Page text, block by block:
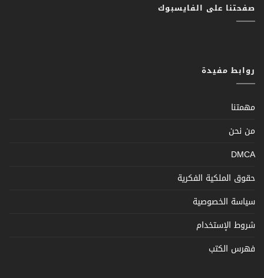
صفحتنا على الفايسبوك
روابط مفيدة
مهمتنا
من نحن
DMCA
حقوق الملكية الفكرية
سياسة الخصوصية
شروط الإستخدام
فهرس الكتب